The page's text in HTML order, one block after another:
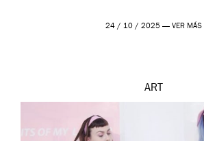
24 / 10 / 2025 — VER MÁS
ART